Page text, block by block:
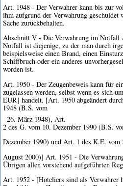
Art. 1948 - Der Verwahrer kann bis zur
ihm aufgrund der Verwahrung geschuldet
Sache zurückbehalten.
Abschnitt V - Die Verwahrung im Notfall
Notfall ist diejenige, zu der man durch
beispielsweise einen Brand, einen
Schiffbruch oder ein anderes
worden ist.
Art. 1950 - Der Zeugenbeweis kann für
zugelassen werden, selbst wenn es sich
EUR] handelt. [Art. 1950 abgeändert
1948 (B.S. vom
26. März 1948), Art.
2 des G. vom 10. Dezember 1990 (B.S.
Dezember 1990) und Art. 1 des K.E.
August 2000)] Art. 1951 - Die
Übrigen allen vorstehend aufgeführten
Art. 1952 - [Hoteliers sind als Verwahrer